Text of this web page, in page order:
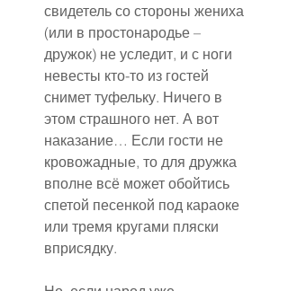
свидетель со стороны жениха
(или в простонародье –
дружок) не уследит, и с ноги
невесты кто-то из гостей
снимет туфельку. Ничего в
этом страшного нет. А вот
наказание… Если гости не
кровожадные, то для дружка
вполне всё может обойтись
спетой песенкой под караоке
или тремя кругами пляски
вприсядку.